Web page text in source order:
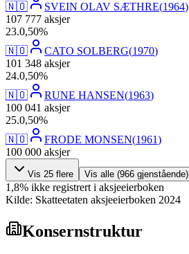
🇳🇴
SVEIN OLAV SÆTHRE(1964)
107 777 aksjer
23.0,50%
🇳🇴
CATO SOLBERG(1970)
101 348 aksjer
24.0,50%
🇳🇴
RUNE HANSEN(1963)
100 041 aksjer
25.0,50%
🇳🇴
FRODE MONSEN(1961)
100 000 aksjer
Vis 25 flere Vis alle (966 gjenstående)
1,8% ikke registrert i aksjeeierboken
Kilde: Skatteetaten aksjeeierboken 2024
Konsernstruktur